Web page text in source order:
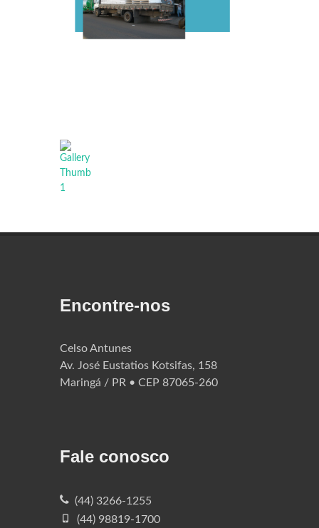
Encontre-nos
Celso Antunes
Av. José Eustatios Kotsifas, 158
Maringá / PR • CEP 87065-260
Fale conosco
(44) 3266-1255
(44) 98819-1700